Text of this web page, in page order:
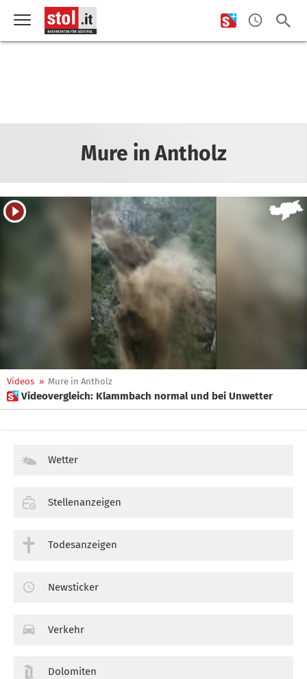
Mure in Antholz
Videos » Mure in Antholz
 Videovergleich: Klammbach normal und bei Unwetter
Wetter
Stellenanzeigen
Todesanzeigen
Newsticker
Verkehr
Dolomiten